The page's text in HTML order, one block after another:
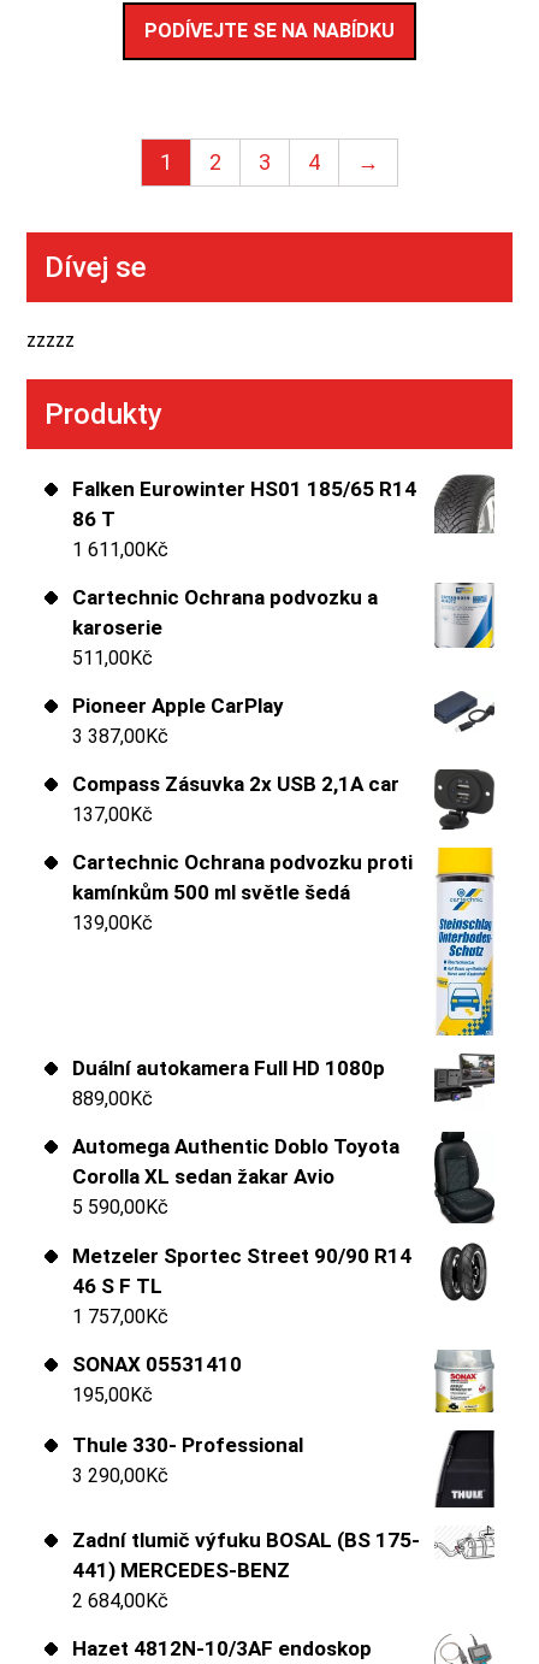
PODÍVEJTE SE NA NABÍDKU
1 2 3 4 →
Dívej se
zzzzz
Produkty
Falken Eurowinter HS01 185/65 R14
86 T
1 611,00Kč
Cartechnic Ochrana podvozku a
karoserie
511,00Kč
Pioneer Apple CarPlay
3 387,00Kč
Compass Zásuvka 2x USB 2,1A car
137,00Kč
Cartechnic Ochrana podvozku proti
kamínkům 500 ml světle šedá
139,00Kč
Duální autokamera Full HD 1080p
889,00Kč
Automega Authentic Doblo Toyota
Corolla XL sedan žakar Avio
5 590,00Kč
Metzeler Sportec Street 90/90 R14
46 S F TL
1 757,00Kč
SONAX 05531410
195,00Kč
Thule 330- Professional
3 290,00Kč
Zadní tlumič výfuku BOSAL (BS 175-
441) MERCEDES-BENZ
2 684,00Kč
Hazet 4812N-10/3AF endoskop